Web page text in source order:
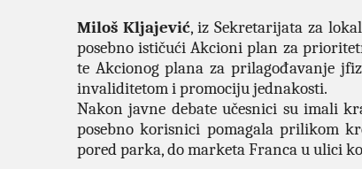
Miloš Kljajević, iz Sekretarijata za
posebno ističući Akcioni plan za
te Akcionog plana za prilagođavanje
invaliditetom i promociju jednakosti.
Nakon javne debate učesnici su imali
posebno korisnici pomagala prilikom
pored parka, do marketa Franca u ulici